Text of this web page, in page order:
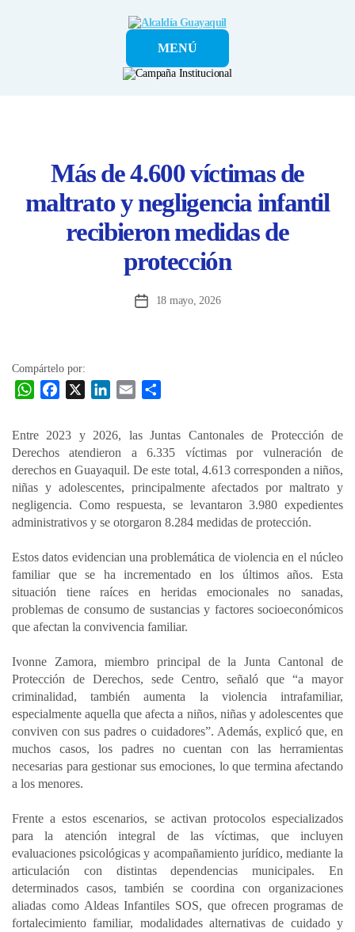
Alcaldía
GuayaquilMENÚ
Más de 4.600 víctimas de
maltrato y negligencia infantil
recibieron medidas de
protección
Fecha18 mayo, 2026
Compártelo por:
W
s
A
p
p
b
o
o
k
e
d
n
l
p
a
r
t
Entre 2023 y 2026, las Juntas Cantonales de Protección de
Derechos atendieron a 6.335 víctimas por vulneración de
derechos en Guayaquil. De este total, 4.613 corresponden a niños,
niñas y adolescentes, principalmente afectados por maltrato y
negligencia. Como respuesta, se levantaron 3.980 expedientes
administrativos y se otorgaron 8.284 medidas de protección.
Estos datos evidencian una problemática de violencia en el núcleo
familiar que se ha incrementado en los últimos años. Esta
situación tiene raíces en heridas emocionales no sanadas,
problemas de consumo de sustancias y factores socioeconómicos
que afectan la convivencia familiar.
Ivonne Zamora, miembro principal de la Junta Cantonal de
Protección de Derechos, sede Centro, señaló que “a mayor
criminalidad, también aumenta la violencia intrafamiliar,
especialmente aquella que afecta a niños, niñas y adolescentes que
conviven con sus padres o cuidadores”. Además, explicó que, en
muchos casos, los padres no cuentan con las herramientas
necesarias para gestionar sus emociones, lo que termina afectando
a los menores.
Frente a estos escenarios, se activan protocolos especializados
para la atención integral de las víctimas, que incluyen
evaluaciones psicológicas y acompañamiento jurídico, mediante la
articulación con distintas dependencias municipales. En
determinados casos, también se coordina con organizaciones
aliadas como Aldeas Infantiles SOS, que ofrecen programas de
fortalecimiento familiar, modalidades alternativas de cuidado y